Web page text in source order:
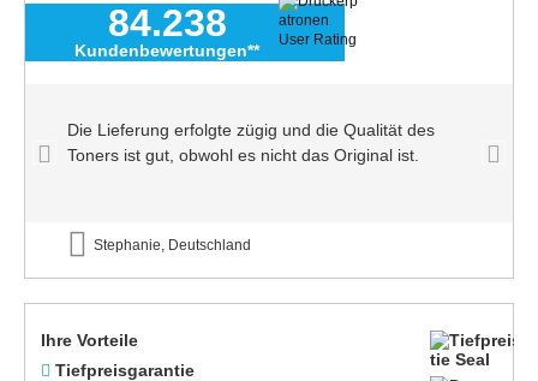
84.238
Kundenbewertungen**
Die Lieferung erfolgte zügig und die Qualität des
Toners ist gut, obwohl es nicht das Original ist.
Stephanie, Deutschland
Ihre Vorteile
Tiefpreisgarantie